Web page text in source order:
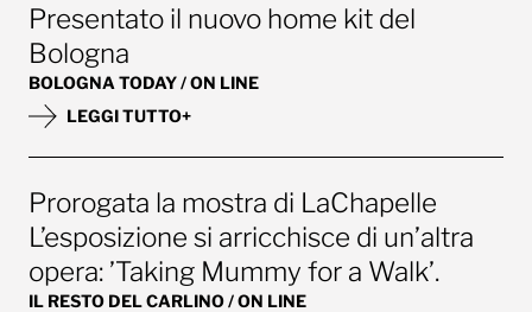
Presentato il nuovo home kit del
Bologna
BOLOGNA TODAY / ON LINE
LEGGI TUTTO+
Prorogata la mostra di LaChapelle
L’esposizione si arricchisce di un’altra
opera: ’Taking Mummy for a Walk’.
IL RESTO DEL CARLINO / ON LINE